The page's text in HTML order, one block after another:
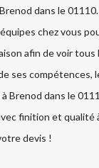
dans le
chez vous
afin de voir tous
ses compétences,
Brenod dans le
finition et qualité
devis !